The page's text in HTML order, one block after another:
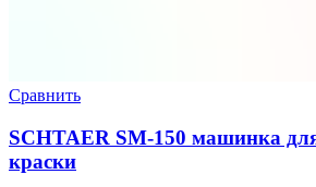
Сравнить
SCHTAER SM-150 машинка
краски